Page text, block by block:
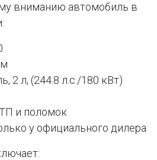
вниманию автомобиль в
2 л, (244.8 л.с./180 кВт)
и поломок
у официального дилера